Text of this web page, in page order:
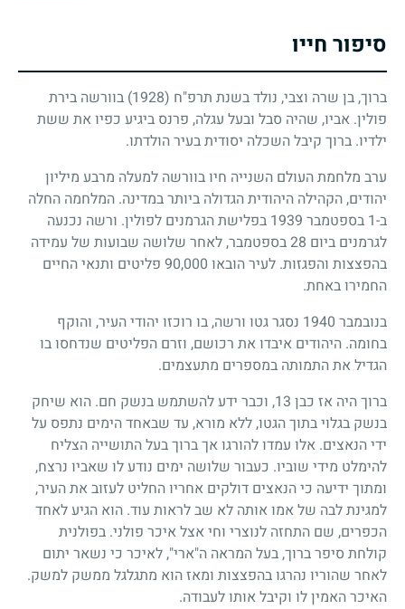
סיפור חייו
ברוך, בן שרה וצבי, נולד בשנת תרפ"ח (1928) בוורשה בירת
פולין. אביו, שהיה סבל ובעל עגלה, פרנס ביגיע כפיו את ששת
ילדיו. ברוך קיבל השכלה יסודית בעיר הולדתו.
ערב מלחמת העולם השנייה חיו בוורשה למעלה מרבע מיליון
יהודים, הקהילה היהודית הגדולה ביותר במדינה. המלחמה החלה
ב-1 בספטמבר 1939 בפלישת הגרמנים לפולין. ורשה נכנעה
לגרמנים ביום 28 בספטמבר, לאחר שלושה שבועות של עמידה
בהפצצות והפגזות. לעיר הובאו 90,000 פליטים ותנאי החיים
החמירו באחת.
בנובמבר 1940 נסגר גטו ורשה, בו רוכזו יהודי העיר, והוקף
בחומה. היהודים איבדו את רכושם, וזרם הפליטים שנדחסו בו
הגדיל את התמותה במספרים מתעצמים.
ברוך היה אז כבן 13, וכבר ידע להשתמש בנשק חם. הוא שיחק
בנשק בגלוי בתוך הגטו, ללא מורא, עד שבאחד הימים נתפס על
ידי הנאצים. אלו עמדו להורגו אך ברוך בעל התושייה הצליח
להימלט מידי שוביו. כעבור שלושה ימים נודע לו שאביו נרצח,
ומתוך ידיעה כי הנאצים דולקים אחריו החליט לעזוב את העיר,
למגינת לבה של אמו אותה לא שב לראות עוד. הוא הגיע לאחד
הכפרים, שם התחזה לנוצרי וחי אצל איכר פולני. בפולנית
קולחת סיפר ברוך, בעל המראה ה"ארי", לאיכר כי נשאר יתום
לאחר שהוריו נהרגו בהפצצות ומאז הוא מתגלגל ממשק למשק.
האיכר האמין לו וקיבל אותו לעבודה.